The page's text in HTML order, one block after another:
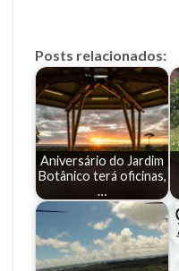
Posts relacionados:
Aniversário do Jardim
Botânico terá oficinas,
…